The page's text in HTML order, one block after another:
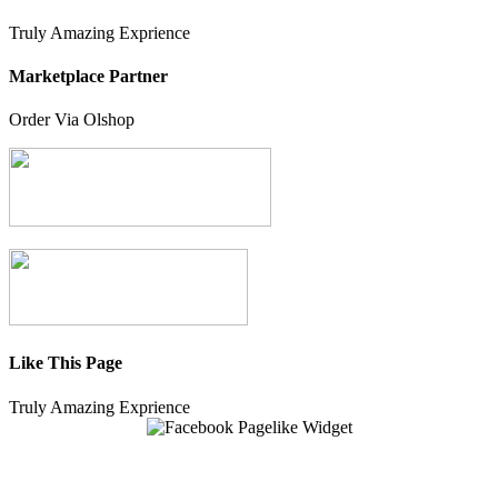
Truly Amazing Exprience
Marketplace Partner
Order Via Olshop
Like This Page
Truly Amazing Exprience